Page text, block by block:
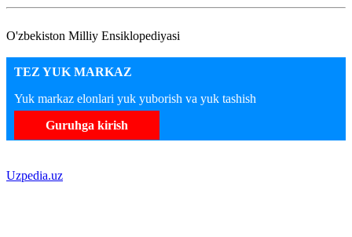
O'zbekiston Milliy Ensiklopediyasi
TEZ YUK MARKAZ
Yuk markaz elonlari yuk yuborish va yuk tashish
Guruhga kirish
Uzpedia.uz